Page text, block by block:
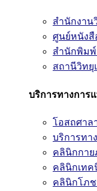
สำนักงาน
ศูนย์หนังสื
สำนักพิม
สถานีวิทยุ
บริการทางการ
โอสถศาล
บริการทา
คลินิกกา
คลินิกเท
คลินิกโภช